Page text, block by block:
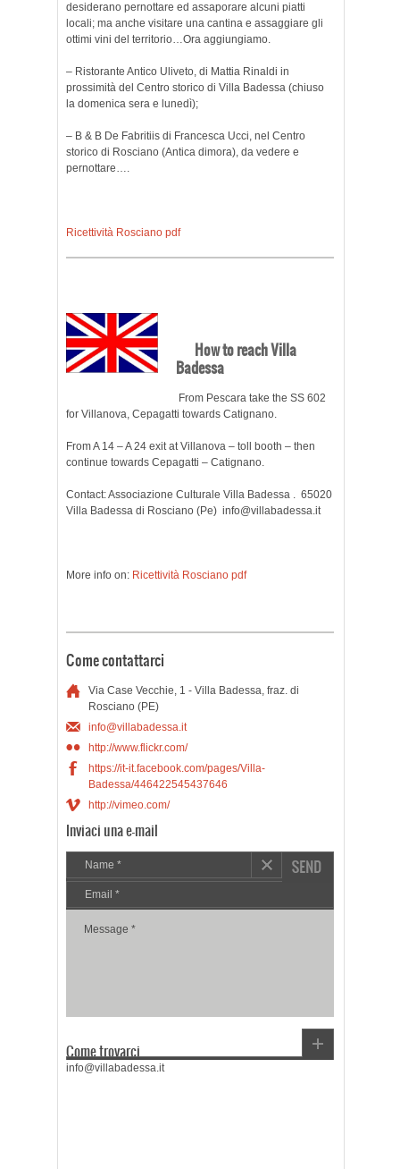
desiderano pernottare ed assaporare alcuni piatti
locali; ma anche visitare una cantina e assaggiare gli
ottimi vini del territorio…Ora aggiungiamo.
– Ristorante Antico Uliveto, di Mattia Rinaldi in
prossimità del Centro storico di Villa Badessa (chiuso
la domenica sera e lunedì);
– B & B De Fabritiis di Francesca Ucci, nel Centro
storico di Rosciano (Antica dimora), da vedere e
pernottare….
Ricettività Rosciano pdf
How to reach Villa
Badessa
From Pescara take the SS 602
for Villanova, Cepagatti towards Catignano.
From A 14 – A 24 exit at Villanova – toll booth – then
continue towards Cepagatti – Catignano.
Contact: Associazione Culturale Villa Badessa . 65020
Villa Badessa di Rosciano (Pe) info@villabadessa.it
More info on: Ricettività Rosciano pdf
Come contattarci
h
Via Case Vecchie, 1 - Villa Badessa, fraz. di
Rosciano (PE)
1 info@villabadessa.it
. http://www.flickr.com/
f
https://it-it.facebook.com/pages/Villa-
Badessa/446422545437646
v http://vimeo.com/
Inviaci una e-mail
Come trovarci
info@villabadessa.it